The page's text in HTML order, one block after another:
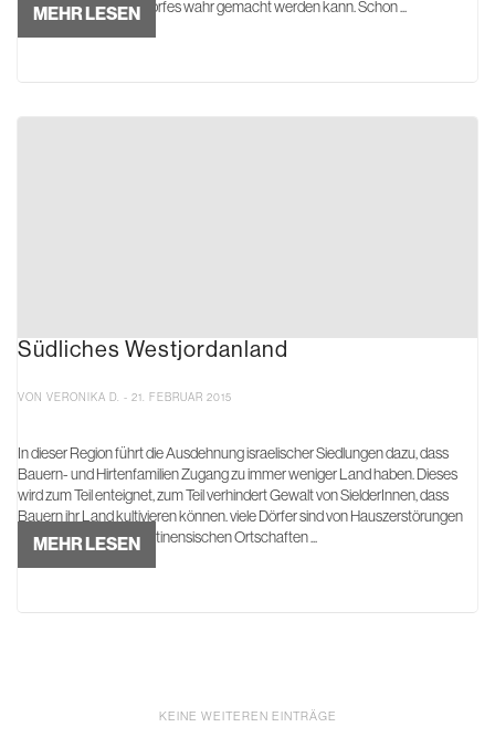
aller 170 Bauten des Dorfes wahr gemacht werden kann. Schon ...
MEHR LESEN
Südliches Westjordanland
VON VERONIKA D. - 21. FEBRUAR 2015
In dieser Region führt die Ausdehnung israelischer Siedlungen dazu, dass
Bauern- und Hirtenfamilien Zugang zu immer weniger Land haben. Dieses
wird zum Teil enteignet, zum Teil verhindert Gewalt von SielderInnen, dass
Bauern ihr Land kultivieren können. viele Dörfer sind von Hauszerstörungen
betroffen. Weil die palästinensischen Ortschaften ...
MEHR LESEN
KEINE WEITEREN EINTRÄGE